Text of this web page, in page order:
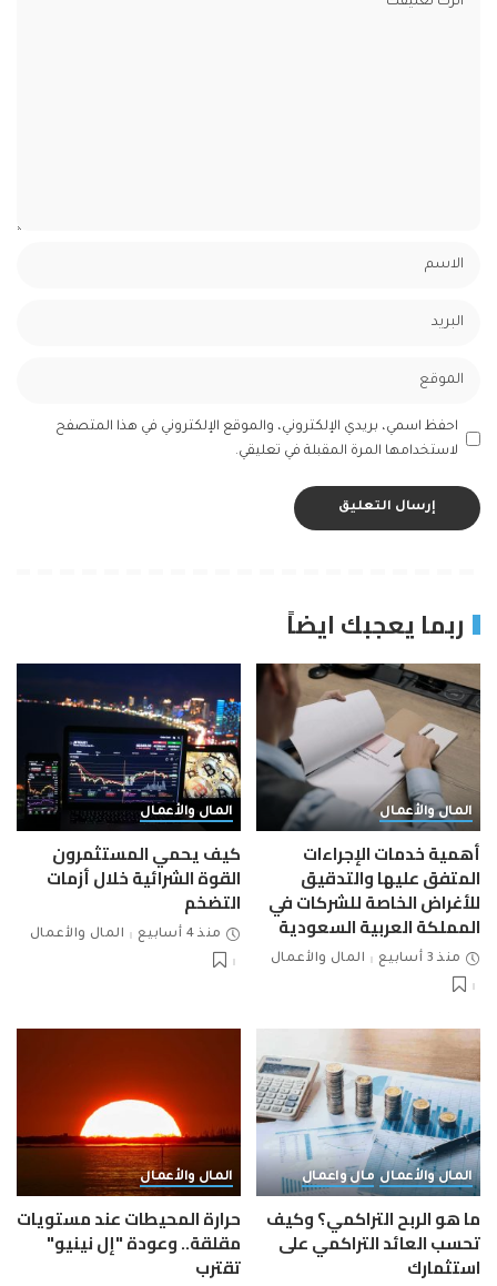
احفظ اسمي، بريدي الإلكتروني، والموقع الإلكتروني في هذا المتصفح
لاستخدامها المرة المقبلة في تعليقي.
ربما يعجبك ايضاً
المال والأعمال
أهمية خدمات الإجراءات
المتفق عليها والتدقيق
للأغراض الخاصة للشركات في
المملكة العربية السعودية
منذ 3 أسابيع المال والأعمال
المال والأعمال
كيف يحمي المستثمرون
القوة الشرائية خلال أزمات
التضخم
منذ 4 أسابيع المال والأعمال
المال والأعمال مال واعمال
ما هو الربح التراكمي؟ وكيف
تحسب العائد التراكمي على
استثمارك
المال والأعمال
حرارة المحيطات عند مستويات
مقلقة.. وعودة "إل نينيو"
تقترب